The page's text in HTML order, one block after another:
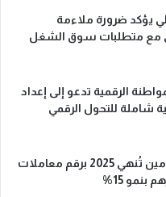
يؤكد ضرورة ملاءمة
مع متطلبات سوق الشغل
الرقمية تدعو إلى إعداد
شاملة للتحول الرقمي
أطلنطا سند للتأمين تُنهي 2025 برقم معاملات